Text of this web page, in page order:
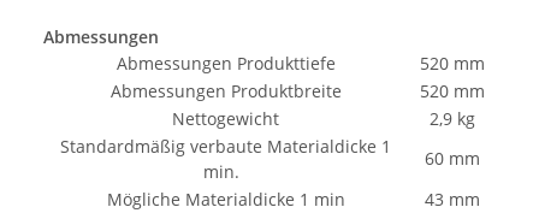
Abmessungen
Abmessungen Produkttiefe
520 mm
Abmessungen Produktbreite
520 mm
Nettogewicht
2,9 kg
Standardmäßig verbaute Materialdicke 1
min.
60 mm
Mögliche Materialdicke 1 min
43 mm